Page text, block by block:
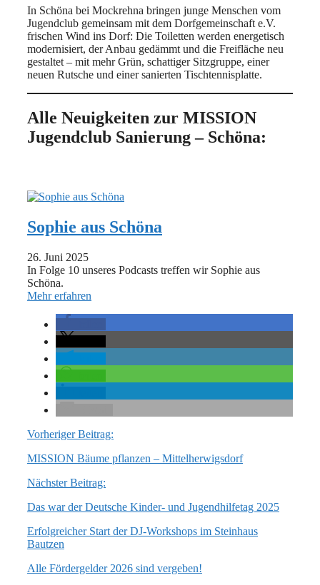
In Schöna bei Mockrehna bringen junge Menschen vom
Jugendclub gemeinsam mit dem Dorfgemeinschaft e.V.
frischen Wind ins Dorf: Die Toiletten werden energetisch
modernisiert, der Anbau gedämmt und die Freifläche neu
gestaltet – mit mehr Grün, schattiger Sitzgruppe, einer
neuen Rutsche und einer sanierten Tischtennisplatte.
Alle Neuigkeiten zur MISSION
Jugendclub Sanierung – Schöna:
Sophie aus Schöna
26. Juni 2025
In Folge 10 unseres Podcasts treffen wir Sophie aus
Schöna.
Mehr erfahren
Vorheriger Beitrag:
MISSION Bäume pflanzen – Mittelherwigsdorf
Nächster Beitrag:
Das war der Deutsche Kinder- und Jugendhilfetag 2025
Erfolgreicher Start der DJ-Workshops im Steinhaus
Bautzen
Alle Fördergelder 2026 sind vergeben!